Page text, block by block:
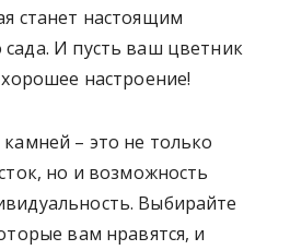
станет настоящим
И пусть ваш цветник
настроение!
– это не только
но и возможность
Выбирайте
вам нравятся, и